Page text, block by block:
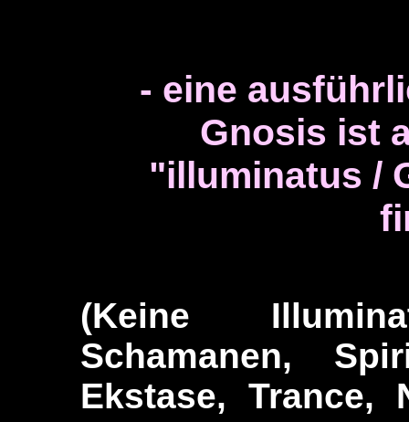
- eine
Gnosis ist
"illuminatus /
(Keine
Schamanen,
Ekstase, Trance,